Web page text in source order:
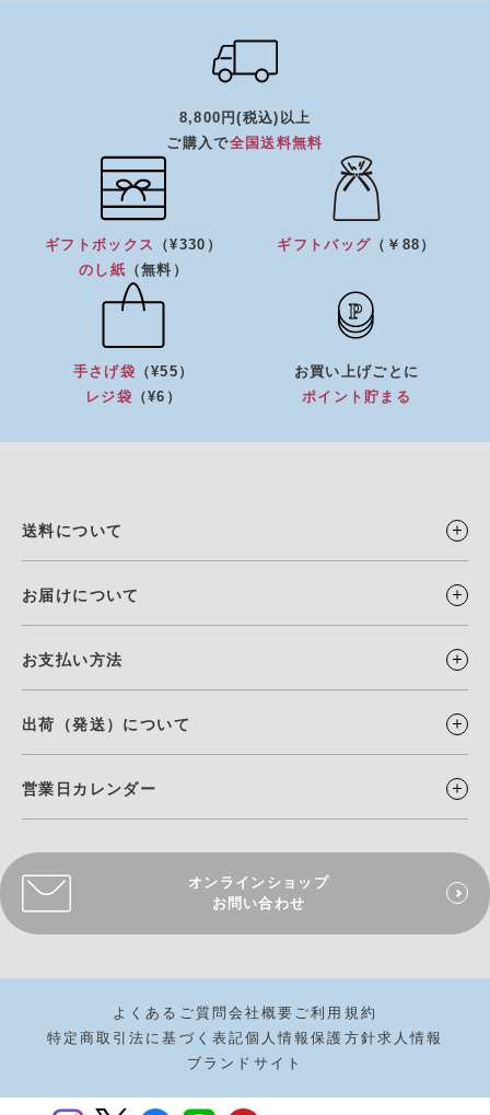
8,800円(税込)以上
ご購入で全国送料無料
ギフトボックス
（¥330）
のし紙 （無料）
ギフトバッグ （￥88）
手さげ袋 （¥55）
レジ袋 （¥6）
お買い上げごとに
ポイント貯まる
送料について
お届けについて
お支払い方法
出荷（発送）について
営業日カレンダー
オンラインショップ
お問い合わせ
よくあるご質問 会社概要 ご利用規約
特定商取引法に基づく表記個人情報保護方針求人情報
ブランドサイト